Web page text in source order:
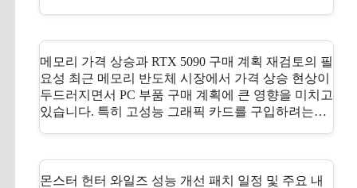
메모리 가격 상승과 RTX 5090 구매 계획 재검토의 필
요성 최근 메모리 반도체 시장에서 가격 상승 현상이
두드러지면서 PC 부품 구매 계획에 큰 영향을 미치고
있습니다. 특히 고성능 그래픽 카드를 구입하려는…
몬스터 헌터 와일즈 성능 개선 패치 일정 및 주요 내